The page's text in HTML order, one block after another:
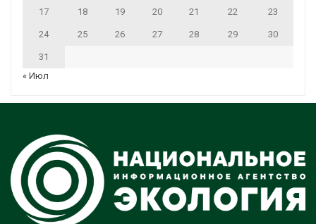
17 18 19 20 21 22 23
24 25 26 27 28 29 30
31
« Июл